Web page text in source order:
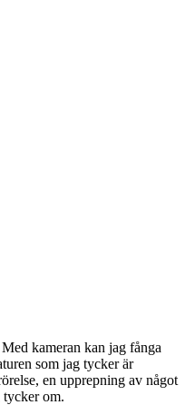
kameran kan jag fånga
som jag tycker är
en upprepning av något
tycker om.